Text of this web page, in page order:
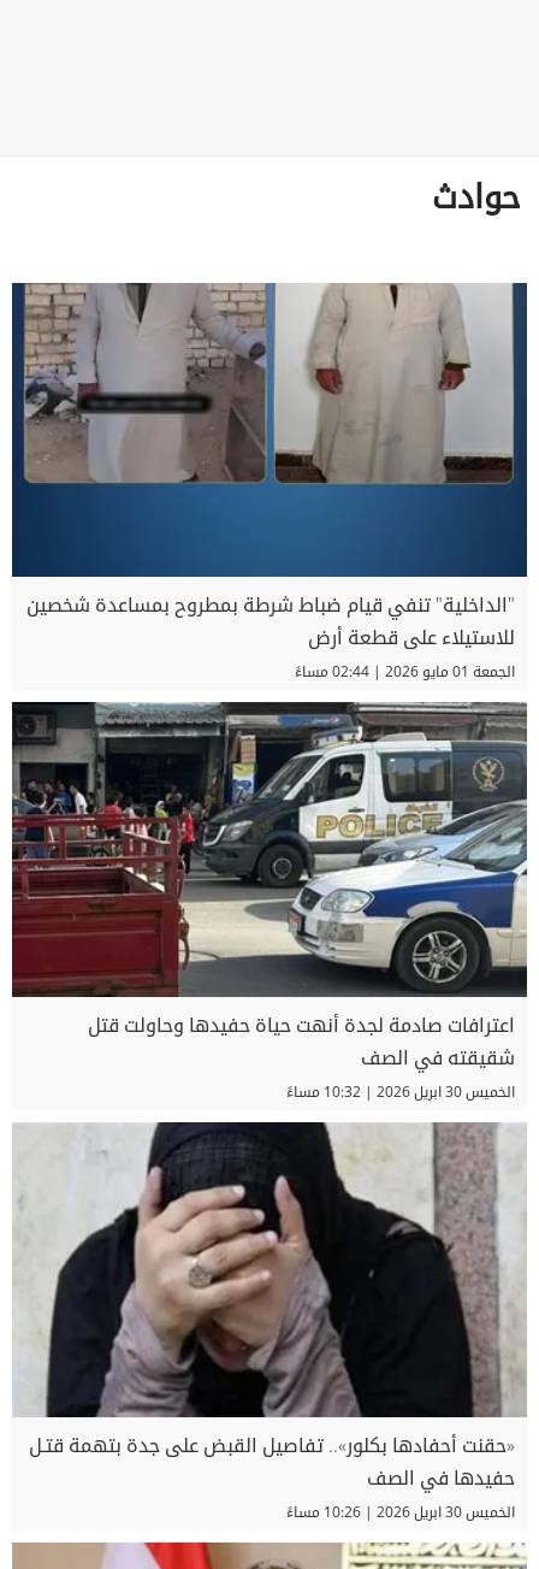
حوادث
"الداخلية" تنفي قيام ضباط شرطة بمطروح بمساعدة شخصين
للاستيلاء على قطعة أرض
الجمعة 01 مايو 2026 | 02:44 مساءً
اعترافات صادمة لجدة أنهت حياة حفيدها وحاولت قتل
شقيقته في الصف
الخميس 30 ابريل 2026 | 10:32 مساءً
«حقنت أحفادها بكلور».. تفاصيل القبض على جدة بتهمة قتـل
حفيدها في الصف
الخميس 30 ابريل 2026 | 10:26 مساءً